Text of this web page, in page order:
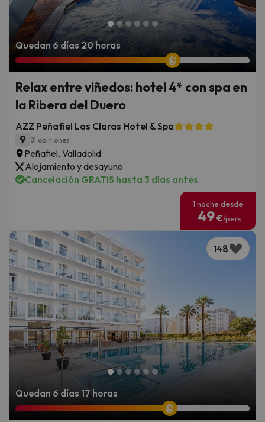
Quedan 6 días 20 horas
Relax entre viñedos: hotel 4* con spa en
la Ribera del Duero
AZZ Peñafiel Las Claras Hotel & Spa
9 81 opiniones
Peñafiel, Valladolid
Alojamiento y desayuno
Cancelación GRATIS hasta 3 días antes
1 noche desde
49€/pers.
Quedan 6 días 17 horas
148